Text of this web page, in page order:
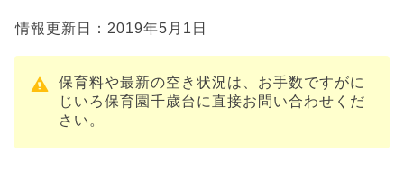
情報更新日：2019年5月1日
保育料や最新の空き状況は、お手数ですがに
じいろ保育園千歳台に直接お問い合わせくだ
さい。